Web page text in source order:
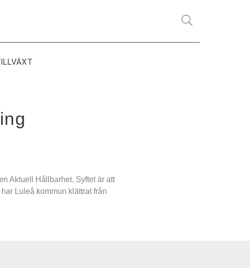
Aktuell Hållbarhet. Syftet är att
Luleå kommun klättrat från